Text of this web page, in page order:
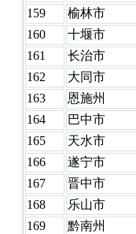
159
榆林市
160
十堰市
161
长治市
162
大同市
163
恩施州
164
巴中市
165
天水市
166
遂宁市
167
晋中市
168
乐山市
169
黔南州